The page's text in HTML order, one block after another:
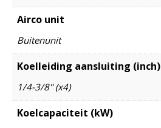
Airco unit
Buitenunit
Koelleiding aansluiting (inch)
1/4-3/8" (x4)
Koelcapaciteit (kW)